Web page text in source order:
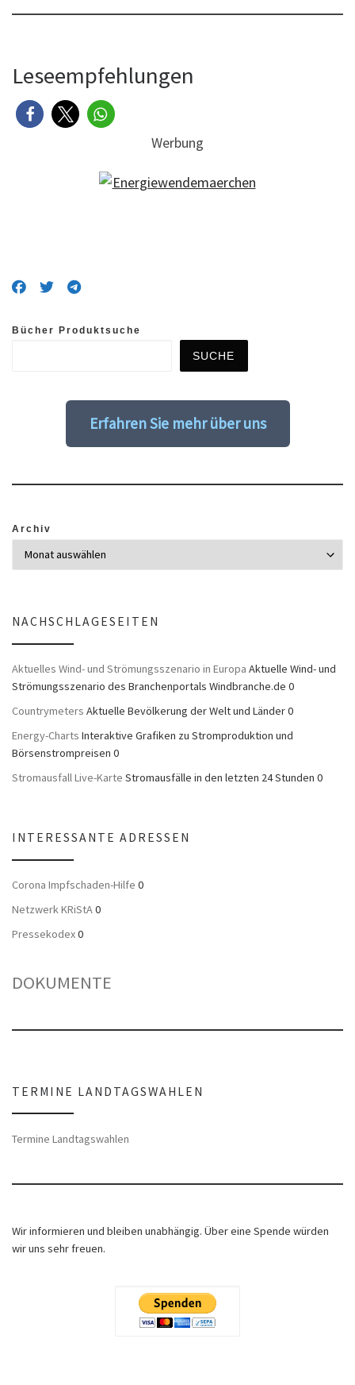
Leseempfehlungen
Werbung
Bücher Produktsuche
SUCHE
Erfahren Sie mehr über uns
Archiv
NACHSCHLAGESEITEN
Aktuelles Wind- und Strömungsszenario in Europa Aktuelle Wind- und
Strömungsszenario des Branchenportals Windbranche.de 0
Countrymeters Aktuelle Bevölkerung der Welt und Länder 0
Energy-Charts Interaktive Grafiken zu Stromproduktion und
Börsenstrompreisen 0
Stromausfall Live-Karte Stromausfälle in den letzten 24 Stunden 0
INTERESSANTE ADRESSEN
Corona Impfschaden-Hilfe 0
Netzwerk KRiStA0
Pressekodex0
DOKUMENTE
TERMINE LANDTAGSWAHLEN
Termine Landtagswahlen
Wir informieren und bleiben unabhängig. Über eine Spende würden
wir uns sehr freuen.